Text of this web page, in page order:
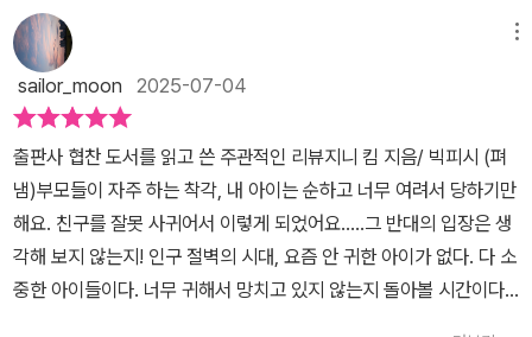
'책임', '공감', '협력', '존중'이라는 10개 역량이 있는데, 이 책에서는 그
10개의 역량에 하나 더, '온라인 예절'을 포함하여 모두 11개의 사회
성 조각을 세밀하게 하나씩 설명해주고 있어요.내 아이의 타고난 기
질에 맞게 어떤 사회성 근육을 더 키워줘야 하는지, 부모가 알아야 둬
야 할 내용들을 자세히 알려준다는 점에서 부모를 위한 필독서, 자녀
양육서였네요.
육’이란 자신의 감정을 이해하고 이것을 통제할 줄 알며사람들과 건
강한 관계를 맺고 올바른 의사결정을 하는 기술들을 가르치고 있다.
뇌에 주입하여 암기하는방식이 아닌 생활속에서 몸으로 겪고 배우게
하는 것인데 올바른 반응과 소통할 수 있는 능력을 키워주는 것이다.
별도의교육시간이 있지만 국어, 수학, 과학과 다르게 구분 지어서가
르치는 것이 아닌 연계해서 교육하는 것이 특징이다. 자신에 대한 올
바른 이해, 자존감 향상, 감정의 조절, 밝은정서의 함양 등 지식 중심
보다 정서 중심의 교육을 우선시 하는 것이 이들 교육의 특징이다. 평
생의사회성은 이처럼 어린 나이, 초등학교때 결정되는데 우리는 자신
sailor_moon 2025-07-04
출판사 협찬 도서를 읽고 쓴 주관적인 리뷰지니 킴 지음/ 빅피시 (펴
냄)부모들이 자주 하는 착각, 내 아이는 순하고 너무 여려서 당하기만
해요. 친구를 잘못 사귀어서 이렇게 되었어요.....그 반대의 입장은 생
각해 보지 않는지! 인구 절벽의 시대, 요즘 안 귀한 아이가 없다. 다 소
중한 아이들이다. 너무 귀해서 망치고 있지 않는지 돌아볼 시간이다.